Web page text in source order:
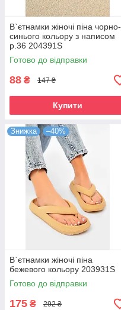
В`єтнамки жіночі піна чорно-
синього кольору з написом
р.36 204391S
Готово до відправки
88 ₴ 147 ₴
Купити
Знижка –40%
В`єтнамки жіночі піна
бежевого кольору 203931S
Готово до відправки
175 ₴ 292 ₴